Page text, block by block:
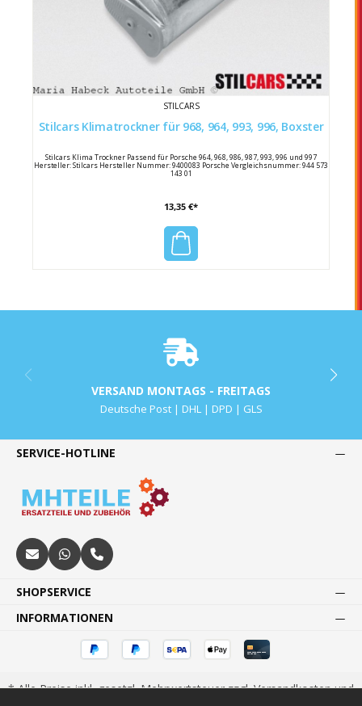
STILCARS
Stilcars Klimatrockner für 968, 964, 993, 996, Boxster
Stilcars Klima Trockner Passend für Porsche 964, 968, 986, 987, 993, 996 und 997
Hersteller: Stilcars Hersteller Nummer: 9400083 Porsche Vergleichsnummer: 944 573
143 01
13,35 €*
VERSAND MONTAGS - FREITAGS
Deutsche Post | DHL | DPD | GLS
SERVICE-HOTLINE
SHOPSERVICE
INFORMATIONEN
* Alle Preise inkl. gesetzl. Mehrwertsteuer zzgl.Versandkostenund